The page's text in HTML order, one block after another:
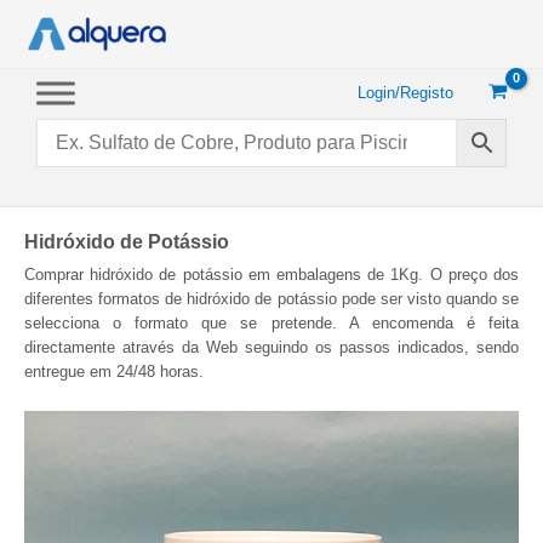
conteúdo
Login/Registo
Hidróxido de Potássio
Comprar hidróxido de potássio em embalagens de 1Kg. O preço dos
diferentes formatos de hidróxido de potássio pode ser visto quando se
selecciona o formato que se pretende. A encomenda é feita
directamente através da Web seguindo os passos indicados, sendo
entregue em 24/48 horas.